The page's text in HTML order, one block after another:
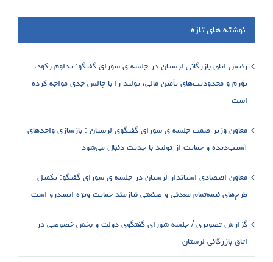
نوشته های تازه
رئیس اتاق بازرگانی لرستان در جلسه ی شورای گفتگو: تداوم رکود،
تورم و محدودیت‌های تأمین مالی، تولید را با چالش جدی مواجه کرده
است
معاون وزیر صمت جلسه ی شورای گفتگوی لرستان : بازسازی واحدهای
آسیب‌دیده و حمایت از تولید با جدیت دنبال می‌شود
معاون اقتصادی استاندار لرستان در جلسه ی شورای گفتگو: تکمیل
طرح‌های نیمه‌تمام معدنی و صنعتی نیازمند حمایت ویژه ایمیدرو است
گزارش تصویری / جلسه شورای گفتگوی دولت و بخش خصوصی در
اتاق بازرگانی لرستان